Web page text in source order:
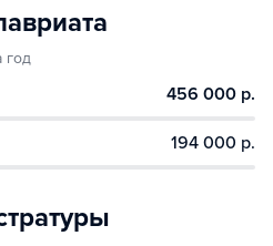
год
456 000 р.
194 000 р.